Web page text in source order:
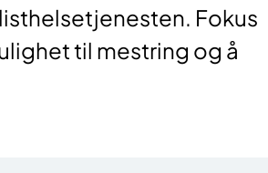
Fokus
til mestring og å